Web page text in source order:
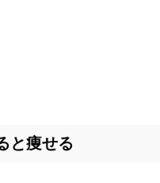
と痩せる